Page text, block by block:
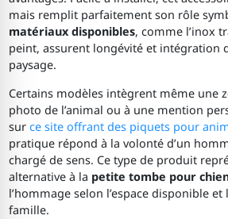
mais remplit parfaitement son rôle
matériaux disponibles, comme l’inox
peint, assurent longévité et intégration
paysage.
Certains modèles intègrent même une
photo de l’animal ou à une mention
surce site offrant des piquets pour
pratique répond à la volonté d’un
chargé de sens. Ce type de produit
alternative à la petite tombe pour
l’hommage selon l’espace disponible
famille.